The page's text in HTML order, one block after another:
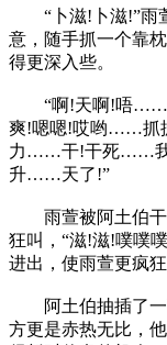
“卜滋!卜滋!”雨萱
意，随手抓一个靠
得更深入些。
“啊!天啊!唔……
爽!嗯嗯!哎哟……
力……干!干死……
升……天了!”
雨萱被阿土伯干
狂叫，“滋!滋!噗噗
进出，使雨萱更疯
阿土伯抽插了一
方更是赤热无比，